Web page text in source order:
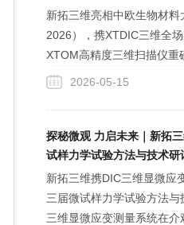
新拓三维亮相中欧生物材料
2026），携XTDIC三维全场
XTOM高精度三维扫描仪重
材料与医疗器械创新研发。
数字化齿科、植入物高精度
姿态、疲劳等全场景测试，
产品质量保驾护航。
2026-05-15
探秘微观 力启未来｜新拓
试样力学试验方法与技术研
新拓三维携DIC三维显微应
三届微试样力学试验方法
三维显微应变测量系统在介